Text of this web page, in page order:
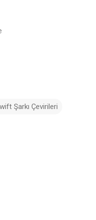
Şarkı Çevirileri